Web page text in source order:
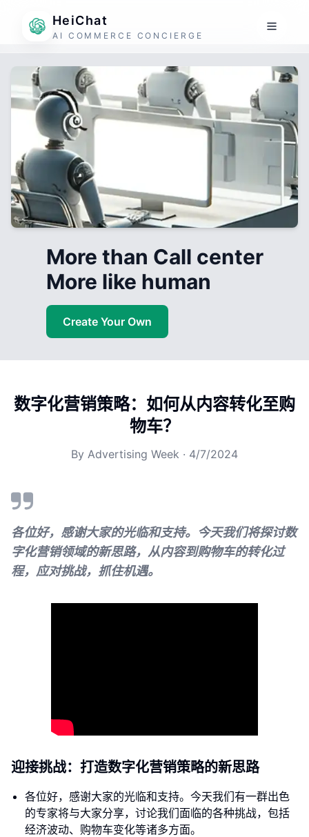
HeiChat
AI COMMERCE CONCIERGE
More than Call center
More like human
Create Your Own
数字化营销策略：如何从内容转化至购
物车？
By Advertising Week · 4/7/2024
各位好，感谢大家的光临和支持。今天我们将探讨数
字化营销领域的新思路，从内容到购物车的转化过
程，应对挑战，抓住机遇。
迎接挑战：打造数字化营销策略的新思路
各位好，感谢大家的光临和支持。今天我们有一群出色
的专家将与大家分享，讨论我们面临的各种挑战，包括
经济波动、购物车变化等诸多方面。